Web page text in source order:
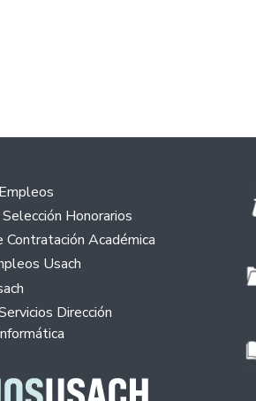
Honorarios
Contratación Académica
Usach
Dirección